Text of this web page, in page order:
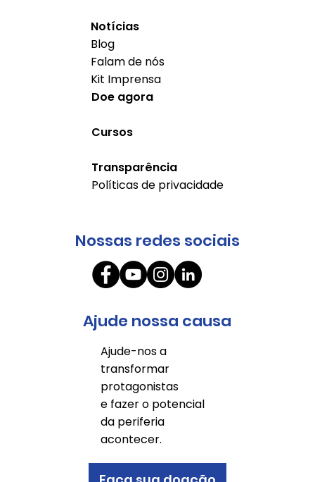
Nossas redes sociais
Ajude nossa causa
Ajude-nos a
transformar
protagonistas
e fazer o potencial
da periferia
acontecer.
Notícias
Blog
Falam de nós
Kit Imprensa
Doe agora
Cursos
Transparência
Políticas de privacidade